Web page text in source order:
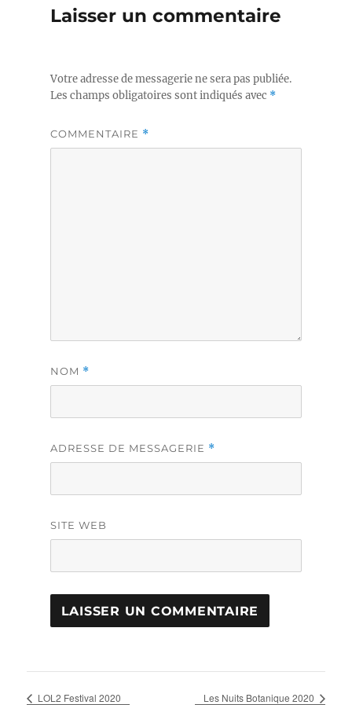
Laisser un commentaire
Votre adresse de messagerie ne sera pas publiée.
Les champs obligatoires sont indiqués avec *
COMMENTAIRE *
NOM *
ADRESSE DE MESSAGERIE *
SITE WEB
LOL2 Festival 2020 Les Nuits Botanique 2020